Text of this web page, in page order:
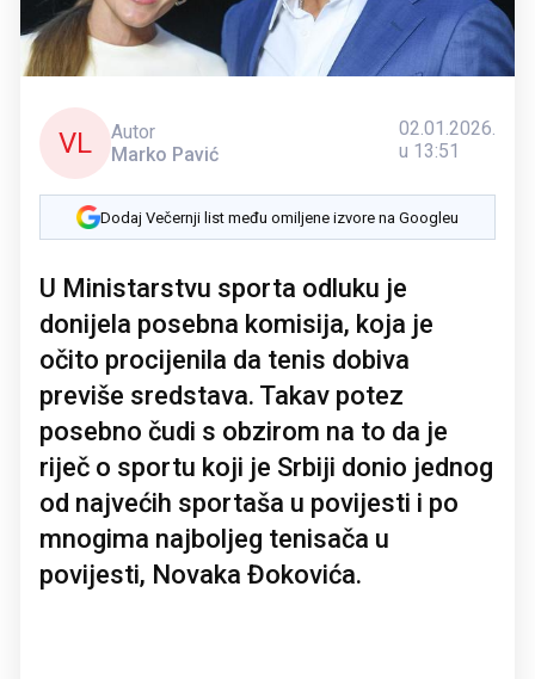
VL
Autor
Marko Pavić
02.01.2026.
u 13:51
Dodaj Večernji list među omiljene izvore na Googleu
U Ministarstvu sporta odluku je
donijela posebna komisija, koja je
očito procijenila da tenis dobiva
previše sredstava. Takav potez
posebno čudi s obzirom na to da je
riječ o sportu koji je Srbiji donio jednog
od najvećih sportaša u povijesti i po
mnogima najboljeg tenisača u
povijesti, Novaka Đokovića.